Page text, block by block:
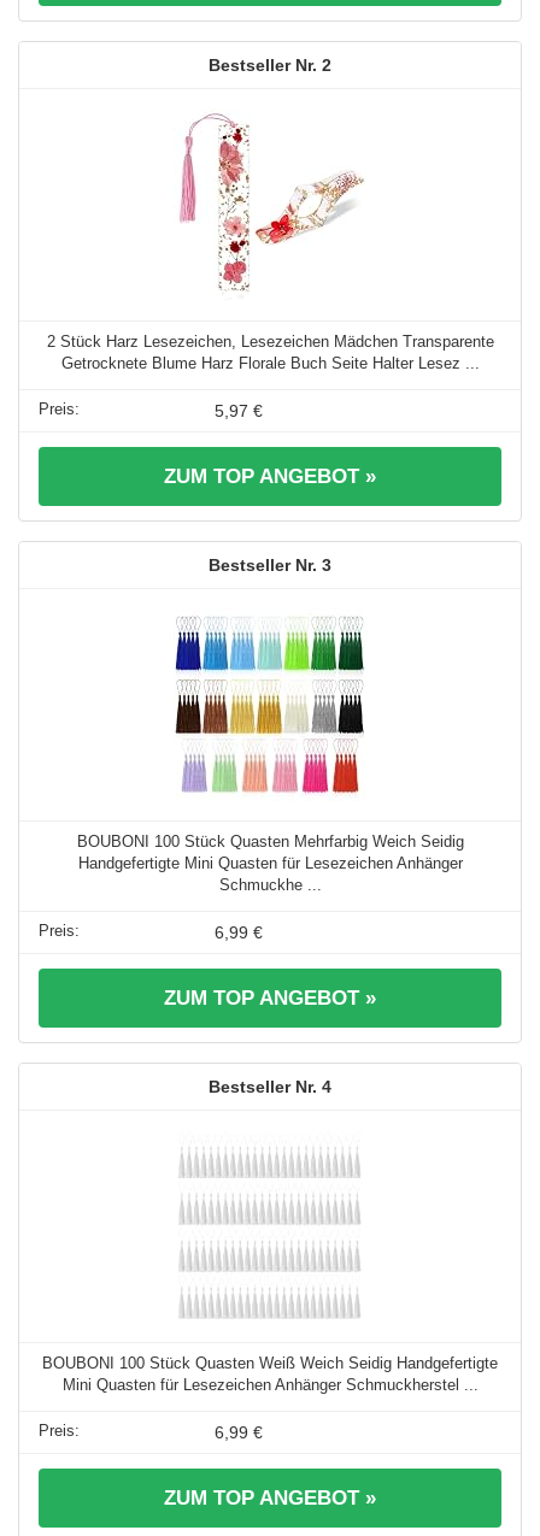
2
2 Stück Harz Lesezeichen, Lesezeichen Mädchen Transparente
Getrocknete Blume Harz Florale Buch Seite Halter Lesez ...
5,97 €
ZUM TOP ANGEBOT »
3
BOUBONI 100 Stück Quasten Mehrfarbig Weich Seidig
Handgefertigte Mini Quasten für Lesezeichen Anhänger
Schmuckhe ...
6,99 €
ZUM TOP ANGEBOT »
4
BOUBONI 100 Stück Quasten Weiß Weich Seidig Handgefertigte
Mini Quasten für Lesezeichen Anhänger Schmuckherstel ...
6,99 €
ZUM TOP ANGEBOT »